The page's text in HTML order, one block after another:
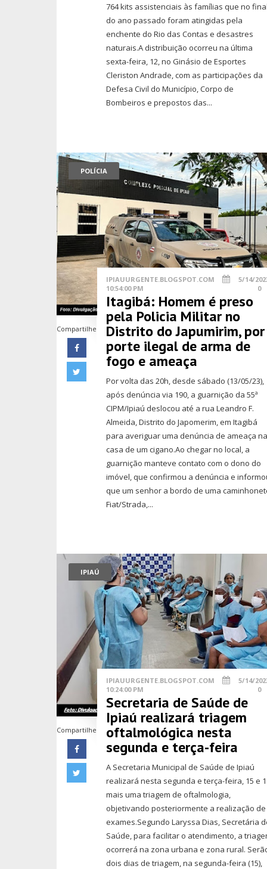
764 kits assistenciais às famílias que no
do ano passado foram atingidas pela
enchente do Rio das Contas e desastres
naturais.A distribuição ocorreu na última
sexta-feira, 12, no Ginásio de Esportes
Cleriston Andrade, com as participações da
Defesa Civil do Município, Corpo de
Bombeiros e prepostos das...
POLÍCIA
Compartilhe
IPIAUURGENTE.BLOGSPOT.COM
5/14/
10:54:00 PM
0
Itagibá: Homem é preso
pela Policia Militar no
Distrito do Japumirim, por
porte ilegal de arma de
fogo e ameaça
Por volta das 20h, desde sábado (13/05/23),
após denúncia via 190, a guarnição da 55ª
CIPM/Ipiaú deslocou até a rua Leandro F.
Almeida, Distrito do Japomerim, em Itagibá
para averiguar uma denúncia de ameaça
casa de um cigano.Ao chegar no local, a
guarnição manteve contato com o dono do
imóvel, que confirmou a denúncia e
que um senhor a bordo de uma
Fiat/Strada,...
IPIAÚ
Compartilhe
IPIAUURGENTE.BLOGSPOT.COM
5/14/
10:24:00 PM
0
Secretaria de Saúde de
Ipiaú realizará triagem
oftalmológica nesta
segunda e terça-feira
A Secretaria Municipal de Saúde de Ipiaú
realizará nesta segunda e terça-feira, 15 e
mais uma triagem de oftalmologia,
objetivando posteriormente a realização de
exames.Segundo Laryssa Dias, Secretária
Saúde, para facilitar o atendimento, a
ocorrerá na zona urbana e zona rural.
dois dias de triagem, na segunda-feira (15),